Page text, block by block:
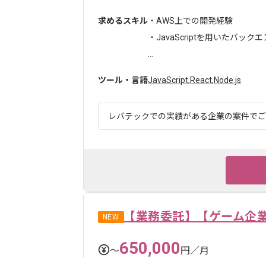
求めるスキル ・AWS上での開発経験
・JavaScriptを用いたバックエ
ツール・言語JavaScript,React,Node.js
レバテックでの実績がある企業の案件で
NEW 【業務委託】【ゲーム企
〜650,000円／月